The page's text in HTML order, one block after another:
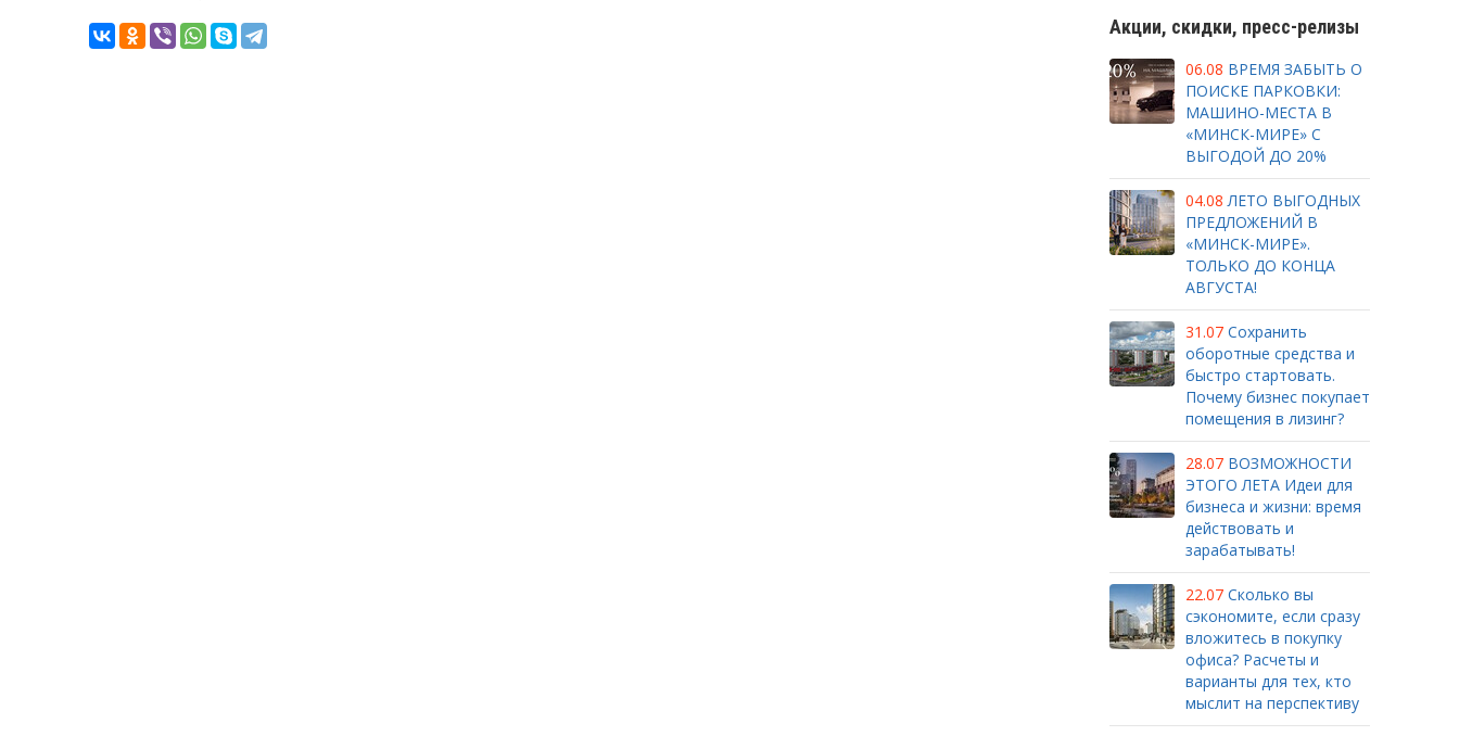
Акции, скидки, пресс-релизы
06.08 ВРЕМЯ ЗАБЫТЬ О
ПОИСКЕ ПАРКОВКИ:
МАШИНО-МЕСТА В
«МИНСК-МИРЕ» С
ВЫГОДОЙ ДО 20%
04.08 ЛЕТО ВЫГОДНЫХ
ПРЕДЛОЖЕНИЙ В
«МИНСК-МИРЕ».
ТОЛЬКО ДО КОНЦА
АВГУСТА!
31.07 Сохранить
оборотные средства и
быстро стартовать.
Почему бизнес покупает
помещения в лизинг?
28.07 ВОЗМОЖНОСТИ
ЭТОГО ЛЕТА Идеи для
бизнеса и жизни: время
действовать и
зарабатывать!
22.07 Сколько вы
сэкономите, если сразу
вложитесь в покупку
офиса? Расчеты и
варианты для тех, кто
мыслит на перспективу